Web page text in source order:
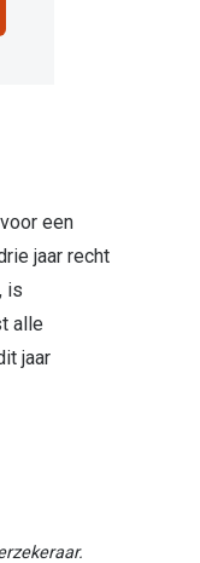
een
jaar recht
is
alle
jaar